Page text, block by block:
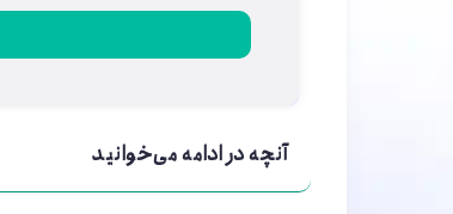
آنچه در ادامه می‌خوانید